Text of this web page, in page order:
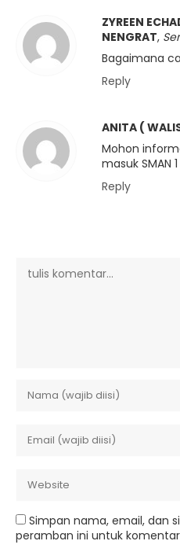
ZYREEN
NENGRAT,
Bagaimana
Reply
ANITA (
Mohon
masuk SMAN
Reply
Simpan nama, email, dan
peramban ini untuk